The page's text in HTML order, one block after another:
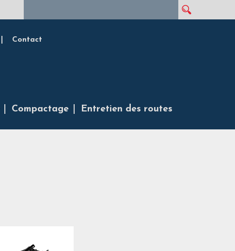
Rechercher
Contact
Compactage Entretien des routes